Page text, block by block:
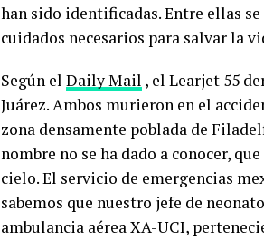
han sido identificadas. Entre ellas
cuidados necesarios para salvar la
Según el Daily Mail , el Learjet 55
Juárez. Ambos murieron en el
zona densamente poblada de
nombre no se ha dado a conocer,
cielo. El servicio de emergencias
sabemos que nuestro jefe de
ambulancia aérea XA-UCI,